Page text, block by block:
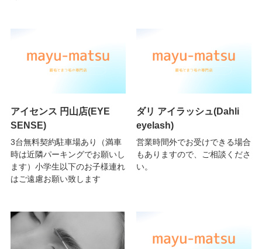
アイセンス 円山店(EYE
SENSE)
3台無料契約駐車場あり（満車
時は近隣パーキングでお願いし
ます）小学生以下のお子様連れ
はご遠慮お願い致します
ダリ アイラッシュ(Dahli
eyelash)
営業時間外でお受けできる場合
もありますので、ご相談くださ
い。